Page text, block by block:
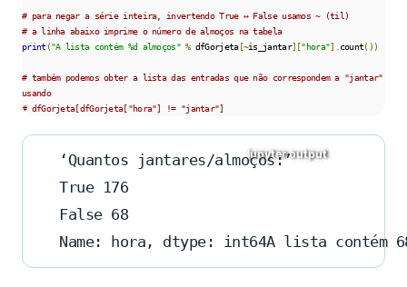
# para negar a série inteira, invertendo True ↔ False usamos ~ (til)
# a linha abaixo imprime o número de almoços na tabela
print ("A lista contém %d almoços" % dfGorjeta[~is_jantar]["hora"]. count())
# também podemos obter a lista das entradas que não correspondem a "jantar"
usando
# dfGorjeta[dfGorjeta["hora"] != "jantar"]
‘Quantos jantares/almoços:’
True 176
False 68
Name: hora, dtype: int64A lista contém